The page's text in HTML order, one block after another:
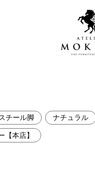
ラリー
チール脚 ナチュラル
【本店】